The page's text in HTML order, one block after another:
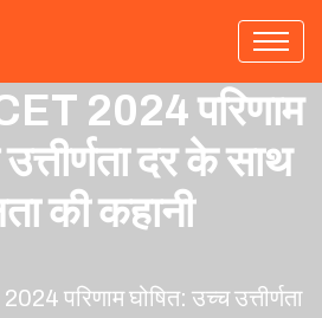
2024 परिणाम
दर के साथ
की कहानी
परिणाम घोषित: उच्च उत्तीर्णता